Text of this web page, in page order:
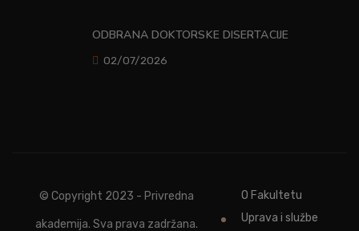
ODBRANA DOKTORSKE DISERTACIJE
02/07/2026
© Copyright 2023 - Privredna
akademija. Sva prava zadržana.
O Fakultetu
Uprava i službe